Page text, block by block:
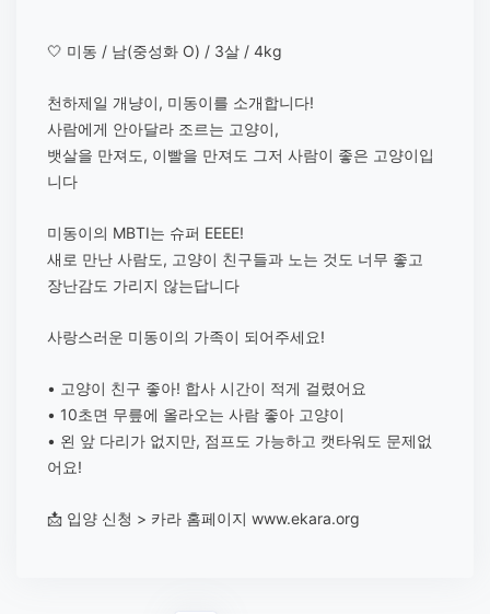
🤍 미동 / 남(중성화 O) / 3살 / 4kg
천하제일 개냥이, 미동이를 소개합니다!
사람에게 안아달라 조르는 고양이,
뱃살을 만져도, 이빨을 만져도 그저 사람이 좋은 고양이입
니다
미동이의 MBTI는 슈퍼 EEEE!
새로 만난 사람도, 고양이 친구들과 노는 것도 너무 좋고
장난감도 가리지 않는답니다
사랑스러운 미동이의 가족이 되어주세요!
• 고양이 친구 좋아! 합사 시간이 적게 걸렸어요
• 10초면 무릎에 올라오는 사람 좋아 고양이
• 왼 앞 다리가 없지만, 점프도 가능하고 캣타워도 문제없
어요!
📩 입양 신청 > 카라 홈페이지 www.ekara.org